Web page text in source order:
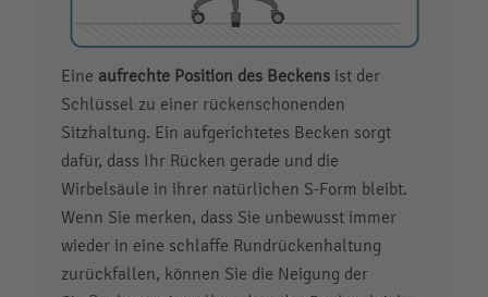
Eine aufrechte Position des Beckens ist der
Schlüssel zu einer rückenschonenden
Sitzhaltung. Ein aufgerichtetes Becken sorgt
dafür, dass Ihr Rücken gerade und die
Wirbelsäule in ihrer natürlichen S-Form bleibt.
Wenn Sie merken, dass Sie unbewusst immer
wieder in eine schlaffe Rundrückenhaltung
zurückfallen, können Sie die Neigung der